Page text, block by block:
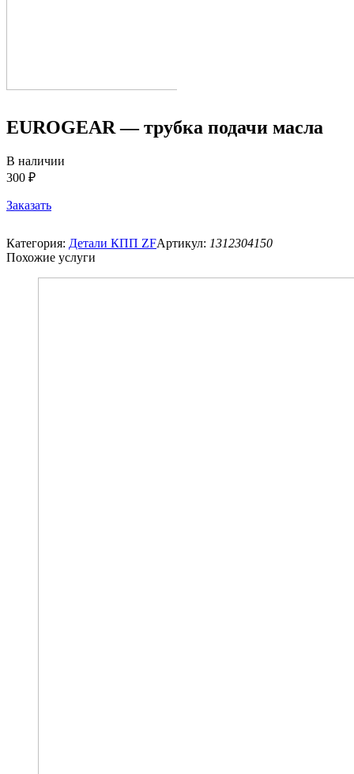
EUROGEAR — трубка подачи масла
В наличии
300 ₽
Заказать
Категория: Детали КПП ZFАртикул: 1312304150
Похожие услуги